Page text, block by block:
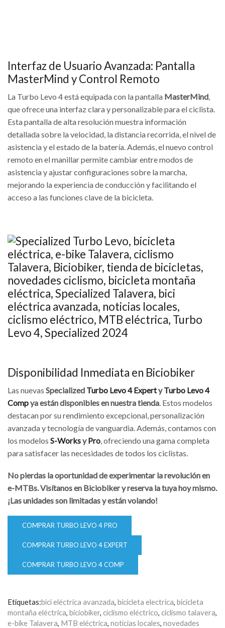
Interfaz de Usuario Avanzada: Pantalla
MasterMind y Control Remoto
La Turbo Levo 4 está equipada con la pantalla MasterMind,
que ofrece una interfaz clara y personalizable para el ciclista.
Esta pantalla de alta resolución muestra información
detallada sobre la velocidad, la distancia recorrida, el nivel de
asistencia y el estado de la batería. Además, el nuevo control
remoto en el manillar permite cambiar entre modos de
asistencia y ajustar configuraciones sobre la marcha,
mejorando la experiencia de conducción y facilitando el
acceso a las funciones clave de la bicicleta.
Disponibilidad Inmediata en Biciobiker
Las nuevas Specialized Turbo Levo 4 ExpertyTurbo Levo 4
Compya están disponibles en nuestra tienda. Estos modelos
destacan por su rendimiento excepcional, personalización
avanzada y tecnología de vanguardia. Además, contamos con
los modelos S-WorksyPro, ofreciendo una gama completa
para satisfacer las necesidades de todos los ciclistas.
No pierdas la oportunidad de experimentar la revolución en
e-MTBs. Visítanos en Biciobiker y reserva la tuya hoy mismo.
¡Las unidades son limitadas y están volando!
COMPRAR TURBO LEVO 4 PRO
COMPRAR TURBO LEVO 4 EXPERT
COMPRAR TURBO LEVO 4 COMP
Etiquetas:bici eléctrica avanzada, bicicleta electrica, bicicleta
montaña eléctrica, biciobiker, ciclismo eléctrico, ciclismo talavera,
e-bike Talavera, MTB eléctrica, noticias locales, novedades